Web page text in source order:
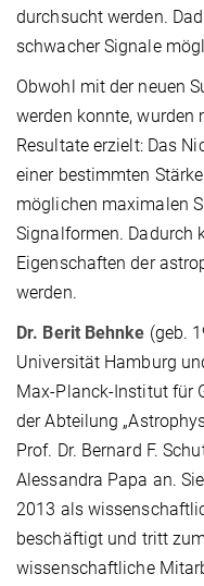
durchsucht werden.
schwacher Signale
Obwohl mit der neuen
werden konnte, wurden
Resultate erzielt: Das
einer bestimmten
möglichen maximalen
Signalformen. Dadurch
Eigenschaften der
werden.
Dr. Berit Behnke (geb.
Universität Hamburg
Max-Planck-Institut für
der Abteilung
Prof. Dr. Bernard F.
Alessandra Papa an.
2013 als
beschäftigt und tritt
wissenschaftliche